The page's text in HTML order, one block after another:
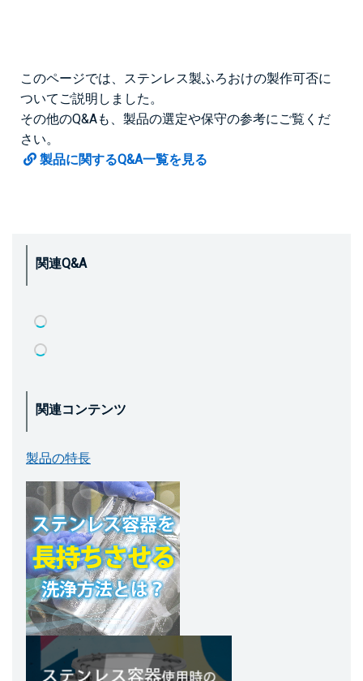
このページでは、ステンレス製ふろおけの製作可否に
ついてご説明しました。
その他のQ&Aも、製品の選定や保守の参考にご覧くだ
さい。
製品に関するQ&A一覧を見る
関連Q&A
関連コンテンツ
製品の特長